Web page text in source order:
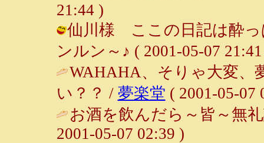
21:44 )
仙川様 ここの日記は酔っ
ンルン～♪ ( 2001-05-07
WAHAHA、そりゃ大変、
い？？ / 夢楽堂 ( 2001-05-07
お酒を飲んだら～皆～
2001-05-07 02:39 )